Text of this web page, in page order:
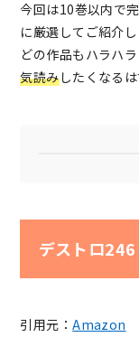
今回は10巻以内で
に厳選してご紹介し
どの作品もハラハ
気読みしたくなるは
デストロ246
引用元：Amazon